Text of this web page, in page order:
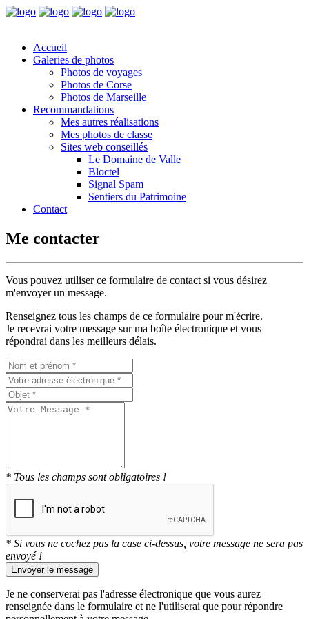
Accueil
Galeries de photos
Photos de voyages
Photos de Corse
Photos de Marseille
Recommandations
Mes autres réalisations
Mes photos de classe
Sites web conseillés
Le Domaine de Valle
Bloctel
Signal Spam
Sentiers du Patrimoine
Contact
Me contacter
Vous pouvez utiliser ce formulaire de contact si vous désirez
m'envoyer un message.
Renseignez tous les champs de ce formulaire pour m'écrire.
Je recevrai votre message sur ma boîte électronique et vous
répondrai dans les meilleurs délais.
* Tous les champs sont obligatoires !
* Si vous ne cochez pas la case ci-dessus, votre message ne sera pas
envoyé !
Envoyer le message
Je ne conserverai pas l'adresse électronique que vous aurez
renseignée dans le formulaire et ne l'utiliserai que pour répondre